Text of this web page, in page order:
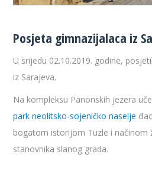
Posjeta gimnazijalaca iz
U srijedu 02.10.2019. godine,
iz Sarajeva.
Na kompleksu Panonskih jezera
park neolitsko-sojeničko naselje
bogatom istorijom Tuzle i načinom
stanovnika slanog grada.